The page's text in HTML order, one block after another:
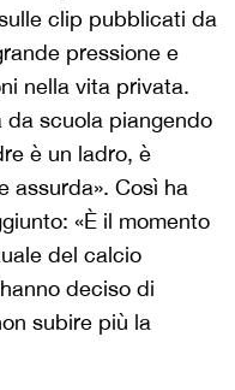
clip pubblicati da
pressione e
nella vita privata.
da scuola piangendo
è un ladro, è
assurda». Così ha
«È il momento
del calcio
deciso di
subire più la